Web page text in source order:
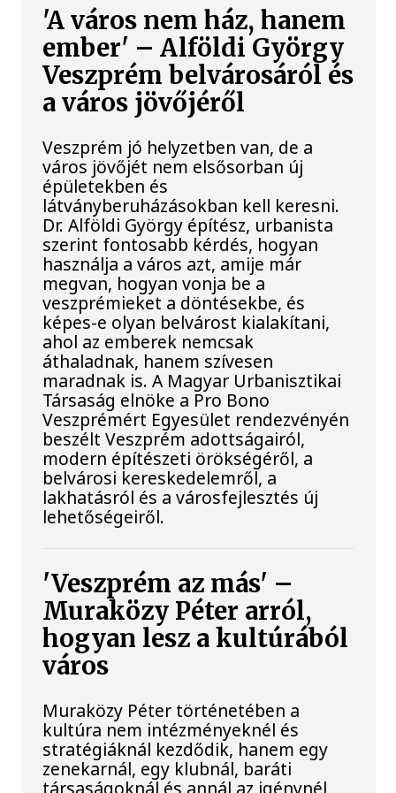
'A város nem ház, hanem
ember' – Alföldi György
Veszprém belvárosáról és
a város jövőjéről
Veszprém jó helyzetben van, de a
város jövőjét nem elsősorban új
épületekben és
látványberuházásokban kell keresni.
Dr. Alföldi György építész, urbanista
szerint fontosabb kérdés, hogyan
használja a város azt, amije már
megvan, hogyan vonja be a
veszprémieket a döntésekbe, és
képes-e olyan belvárost kialakítani,
ahol az emberek nemcsak
áthaladnak, hanem szívesen
maradnak is. A Magyar Urbanisztikai
Társaság elnöke a Pro Bono
Veszprémért Egyesület rendezvényén
beszélt Veszprém adottságairól,
modern építészeti örökségéről, a
belvárosi kereskedelemről, a
lakhatásról és a városfejlesztés új
lehetőségeiről.
'Veszprém az más' –
Muraközy Péter arról,
hogyan lesz a kultúrából
város
Muraközy Péter történetében a
kultúra nem intézményeknél és
stratégiáknál kezdődik, hanem egy
zenekarnál, egy klubnál, baráti